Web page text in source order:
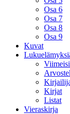
Osa 6
Osa 7
Osa 8
Osa 9
Kuvat
Kirjat
Listat
Vieraskirja